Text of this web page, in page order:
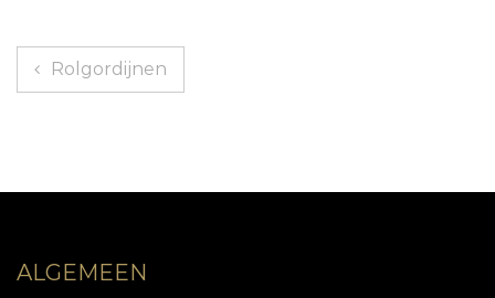
Berichtnavigatie
Rolgordijnen
ALGEMEEN